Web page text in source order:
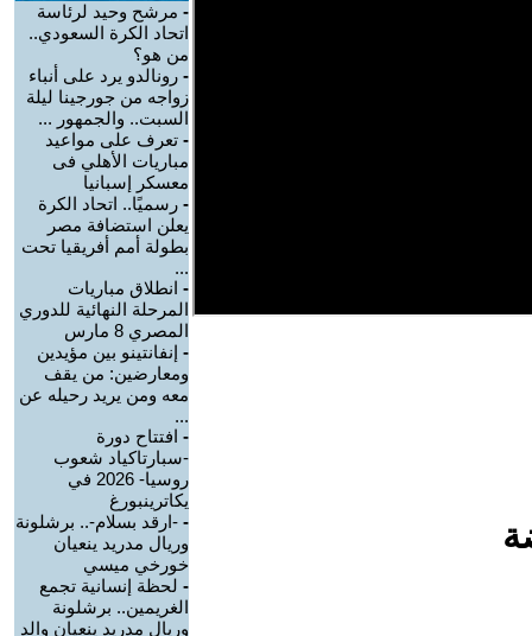
- مرشح وحيد لرئاسة
اتحاد الكرة السعودي..
من هو؟
- رونالدو يرد على أنباء
زواجه من جورجينا ليلة
السبت.. والجمهور ...
- تعرف على مواعيد
مباريات الأهلي فى
معسكر إسبانيا
- رسميًا.. اتحاد الكرة
يعلن استضافة مصر
بطولة أمم أفريقيا تحت
...
- انطلاق مباريات
المرحلة النهائية للدوري
المصري 8 مارس
- إنفانتينو بين مؤيدين
ومعارضين: من يقف
معه ومن يريد رحيله عن
...
- افتتاح دورة
-سبارتاكياد شعوب
روسيا- 2026 في
يكاترينبورغ
- -ارقد بسلام-.. برشلونة
وريال مدريد ينعيان
خورخي ميسي
- لحظة إنسانية تجمع
الغريمين.. برشلونة
وريال مدريد ينعيان والد